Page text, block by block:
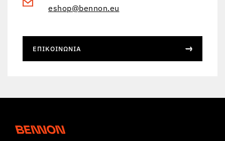
eshop@bennon.eu
ΕΠΙΚΟΙΝΩΝΊΑ